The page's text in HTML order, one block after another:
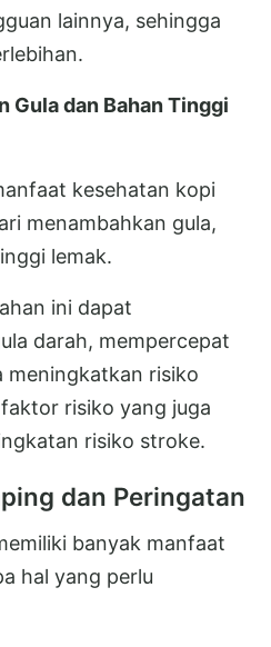
lainnya, sehingga
Gula dan Bahan Tinggi
kesehatan kopi
menambahkan gula,
lemak.
ini dapat
darah, mempercepat
meningkatkan risiko
risiko yang juga
risiko stroke.
dan Peringatan
banyak manfaat
hal yang perlu